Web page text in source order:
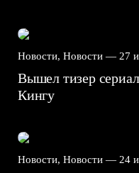
Новости, Новости — 27
Вышел тизер
Кингу
Новости, Новости — 24